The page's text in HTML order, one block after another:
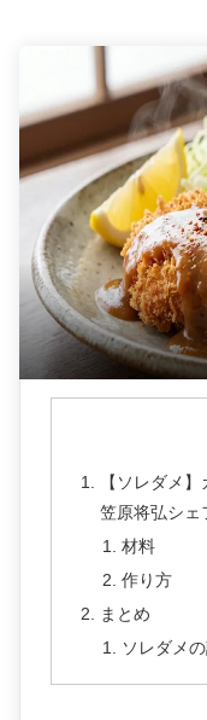
【ソレダメ
笠原将弘シェ
材料
作り方
まとめ
ソレダメ